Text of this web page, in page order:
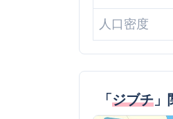
人口密度
「ジブチ」